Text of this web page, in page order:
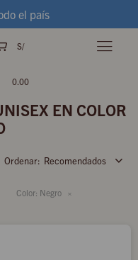
el país
S/
0.00

EN COLOR
Recomendados
Color: Negro